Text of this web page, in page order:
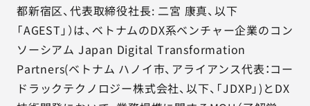
サービスお問い合わせ専用番号
03-6865-4864
（平日9:30〜18:00）
※その他のご連絡は03-5333-1246
都新宿区、代表取締役社長: 二宮 康真、以下
「AGEST」）は、ベトナムのDX系ベンチャー企業のコン
ソーシアム Japan Digital Transformation
Partners(ベトナム ハノイ市、アライアンス代表：コー
ドラックテクノロジー株式会社、以下、「JDXP」)とDX